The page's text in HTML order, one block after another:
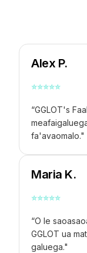
Alex P.
⭐⭐⭐⭐⭐
“GGLOT's
fa'avaomalo."
Maria K.
⭐⭐⭐⭐⭐
“O le
GGLOT ua
galuega."